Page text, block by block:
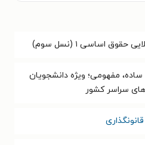
حقوق اساسی ۱ (نسل سوم)
مفهومی؛ ویژه دانشجویان
سراسر کشور